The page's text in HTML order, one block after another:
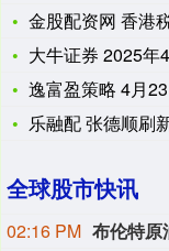
金股配资网 香港
大牛证券 2025年
逸富盈策略 4月
乐融配 张德顺刷
全球股市快讯
02:16 PM 布伦特原